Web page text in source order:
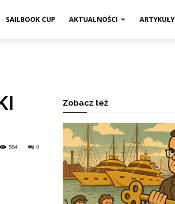
SAILBOOK CUP AKTUALNOŚCI ARTYKUŁY
0
554
Zobacz też